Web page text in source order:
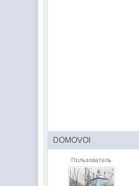
DOMOVOI
Пользователь